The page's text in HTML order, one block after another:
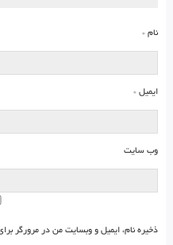
نام *
ایمیل *
وب‌ سایت
ذخیره نام، ایمیل و وبسایت من در مرورگر